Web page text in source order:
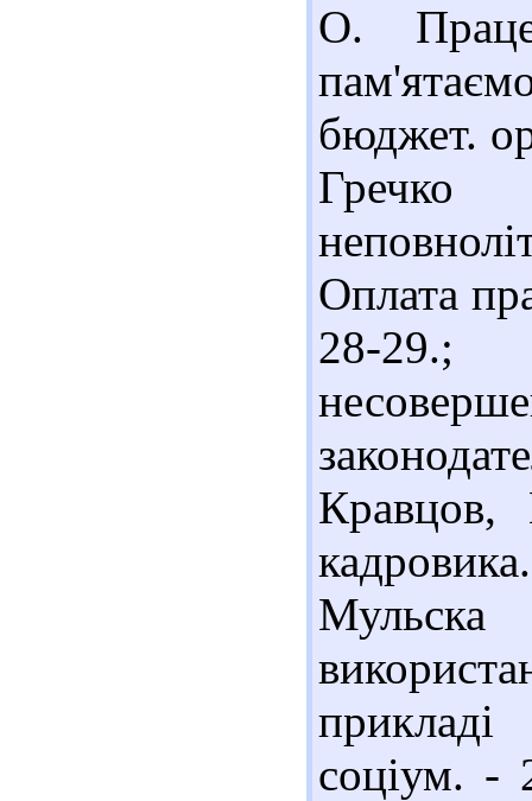
О.
бюджет.
Гречко
Оплата
28-
соціум.